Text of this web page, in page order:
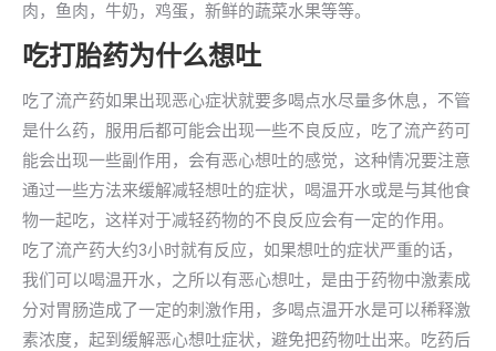
肉，鱼肉，牛奶，鸡蛋，新鲜的蔬菜水果等等。
吃打胎药为什么想吐
吃了流产药如果出现恶心症状就要多喝点水尽量多休息，不管
是什么药，服用后都可能会出现一些不良反应，吃了流产药可
能会出现一些副作用，会有恶心想吐的感觉，这种情况要注意
通过一些方法来缓解减轻想吐的症状，喝温开水或是与其他食
物一起吃，这样对于减轻药物的不良反应会有一定的作用。
吃了流产药大约3小时就有反应，如果想吐的症状严重的话，
我们可以喝温开水，之所以有恶心想吐，是由于药物中激素成
分对胃肠造成了一定的刺激作用，多喝点温开水是可以稀释激
素浓度，起到缓解恶心想吐症状，避免把药物吐出来。吃药后